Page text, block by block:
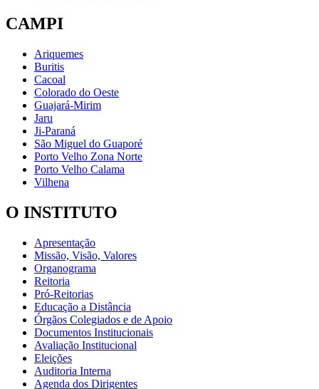
CAMPI
Ariquemes
Buritis
Cacoal
Colorado do Oeste
Guajará-Mirim
Jaru
Ji-Paraná
São Miguel do Guaporé
Porto Velho Zona Norte
Porto Velho Calama
Vilhena
O INSTITUTO
Apresentação
Missão, Visão, Valores
Organograma
Reitoria
Pró-Reitorias
Educação a Distância
Órgãos Colegiados e de Apoio
Documentos Institucionais
Avaliação Institucional
Eleições
Auditoria Interna
Agenda dos Dirigentes